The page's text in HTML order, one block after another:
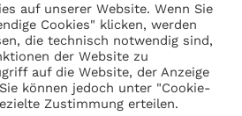
auf unserer Website. Wenn Sie
Cookies" klicken, werden
die technisch notwendig sind,
der Website zu
auf die Website, der Anzeige
können jedoch unter "Cookie-
Zustimmung erteilen.